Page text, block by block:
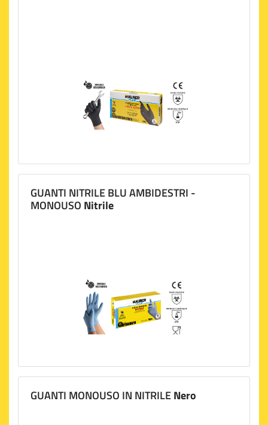
GUANTI NITRILE BLU AMBIDESTRI -
MONOUSO Nitrile
GUANTI MONOUSO IN NITRILENero